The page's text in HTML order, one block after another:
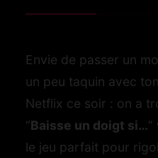
Envie de passer un
un peu taquin avec
Netflix ce soir : on a
“Baisse un doigt si…”
le jeu parfait pour